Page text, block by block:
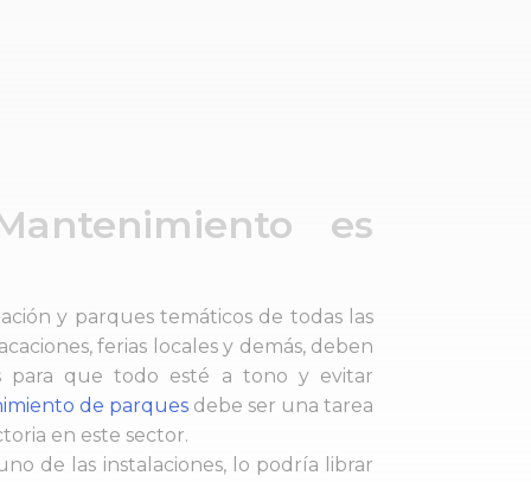
es
y parques temáticos de todas las
ferias locales y demás, deben
para que todo esté a tono y evitar
de parquesdebe ser una tarea
en este sector.
de las instalaciones, lo podría librar